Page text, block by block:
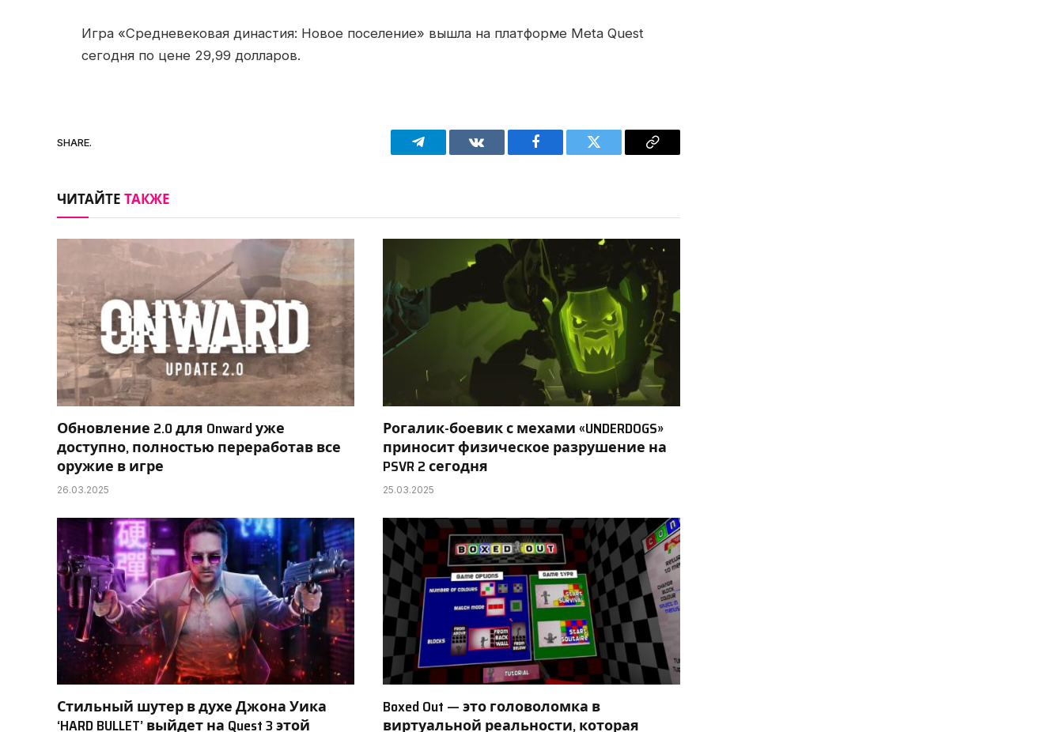
Игра «Средневековая династия: Новое поселение» вышла на платформе Meta Quest
сегодня по цене 29,99 долларов.
SHARE.
Telegram VKontakteFacebook Twitter
Copy
ЧИТАЙТЕТАКЖЕ
Обновление 2.0 для Onward уже
доступно, полностью переработав все
оружие в игре
26.03.2025
Рогалик-боевик с мехами «UNDERDOGS»
приносит физическое разрушение на
PSVR 2 сегодня
25.03.2025
Стильный шутер в духе Джона Уика
‘HARD BULLET’ выйдет на Quest 3 этой
Boxed Out — это головоломка в
виртуальной реальности, которая